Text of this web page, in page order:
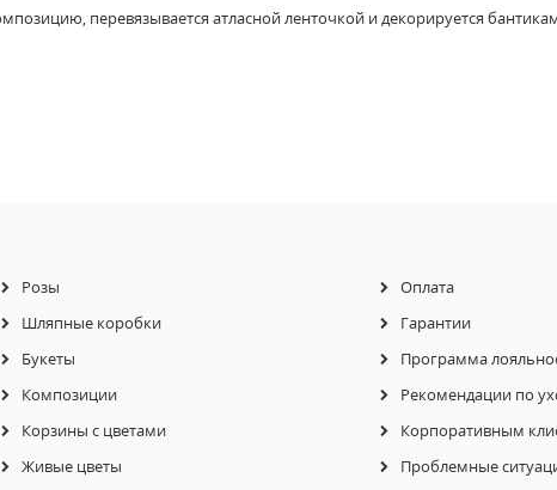
перевязывается атласной ленточкой и декорируется
Розы
Шляпные коробки
Букеты
Композиции
Корзины с цветами
Живые цветы
Оплата
Гарантии
Программа
Рекомендации по
Корпоративным
Проблемные